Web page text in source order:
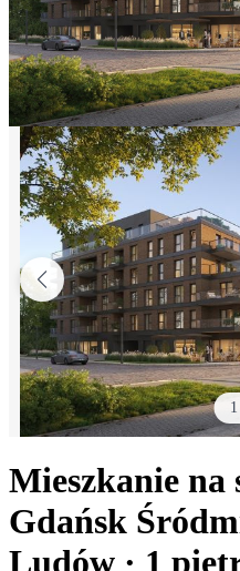
1
Mieszkanie na
Gdańsk
Ludów · 1